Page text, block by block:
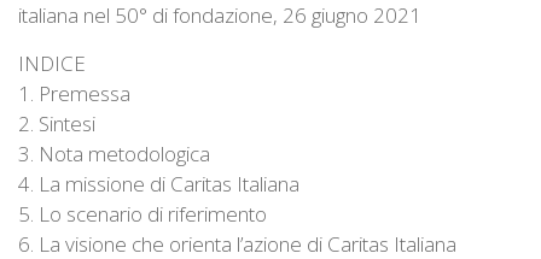
italiana nel 50° di fondazione, 26 giugno 2021
INDICE
1. Premessa
2. Sintesi
3. Nota metodologica
4. La missione di Caritas Italiana
5. Lo scenario di riferimento
6. La visione che orienta l’azione di Caritas Italiana